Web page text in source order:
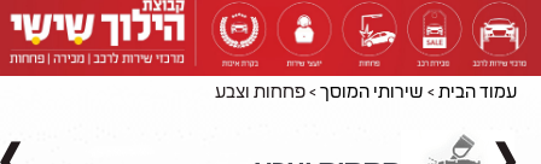
עמוד הבית> שירותי המוסך>פחחות וצבע